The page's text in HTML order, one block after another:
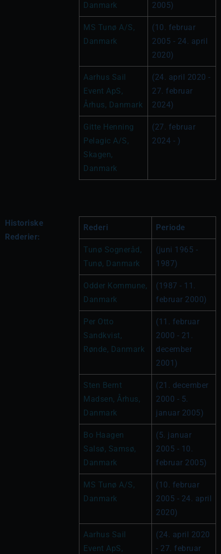
Danmark
2005)
MS Tunø A/S,
Danmark
(10. februar
2005 - 24. april
2020)
Aarhus Sail
Event ApS,
Århus, Danmark
(24. april 2020 -
27. februar
2024)
Gitte Henning
Pelagic A/S,
Skagen,
Danmark
(27. februar
2024 - )
Historiske
Rederier:
Rederi Periode
Tunø Sogneråd,
Tunø, Danmark
(juni 1965 -
1987)
Odder Kommune,
Danmark
(1987 - 11.
februar 2000)
Per Otto
Sandkvist,
Rønde, Danmark
(11. februar
2000 - 21.
december
2001)
Sten Bernt
Madsen, Århus,
Danmark
(21. december
2000 - 5.
januar 2005)
Bo Haagen
Salsø, Samsø,
Danmark
(5. januar
2005 - 10.
februar 2005)
MS Tunø A/S,
Danmark
(10. februar
2005 - 24. april
2020)
Aarhus Sail
Event ApS,
(24. april 2020
- 27. februar